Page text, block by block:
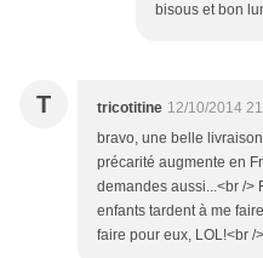
bisous et bon
T tricotitine 12/10/2014
bravo, une belle
précarité augmente en
demandes aussi...<br />
enfants tardent à me
faire pour eux, LOL!<br /